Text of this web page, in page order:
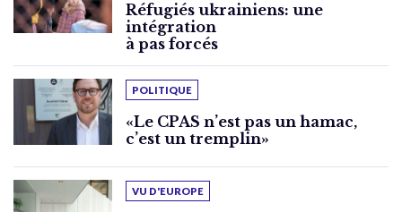
Réfugiés ukrainiens: une
intégration
à pas forcés
POLITIQUE
«Le CPAS n’est pas un hamac,
c’est un tremplin»
VU D'EUROPE